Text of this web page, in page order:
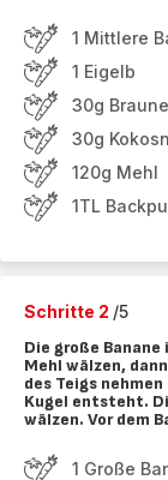
1 Mittlere
1 Eigelb
30g
30g
120g Mehl
1TL
Schritte 2 /5
Die große
Mehl wälzen,
des Teigs
Kugel entsteht.
wälzen. Vor dem
1 Große